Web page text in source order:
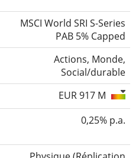
MSCI World SRI S-Series
PAB 5% Capped
Actions, Monde,
Social/durable
EUR 917 M
0,25% p.a.